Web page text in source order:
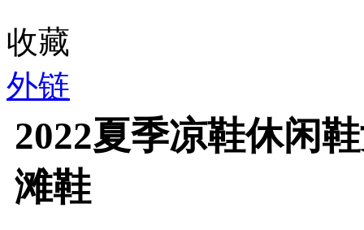
收藏
外链
2022夏季凉鞋休闲
滩鞋